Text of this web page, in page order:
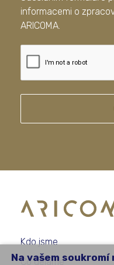
informacemi o
ARICOMA.
Na vašem soukromí
Kdo jsme
Co děláme